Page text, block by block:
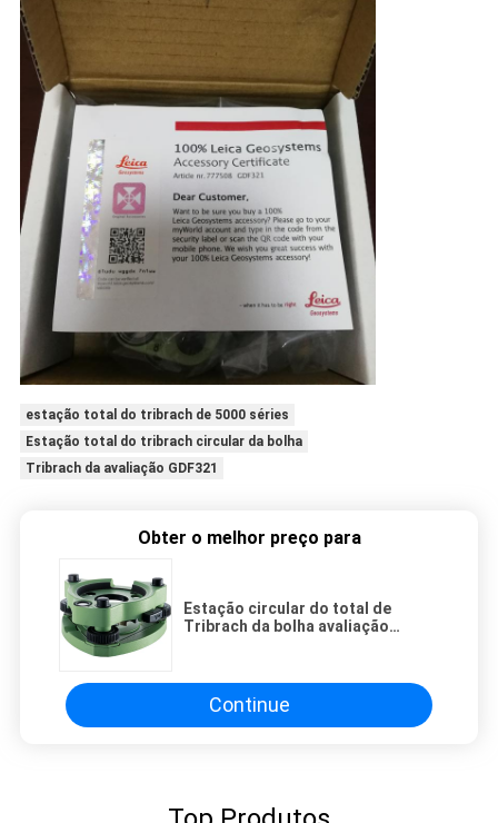
estação total do tribrach de 5000 séries
Estação total do tribrach circular da bolha
Tribrach da avaliação GDF321
Obter o melhor preço para
Estação circular do total de
Tribrach da bolha avaliação
Continue